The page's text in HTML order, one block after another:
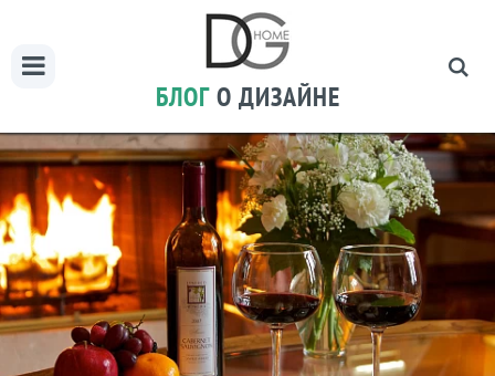
БЛОГ О ДИЗАЙНЕ